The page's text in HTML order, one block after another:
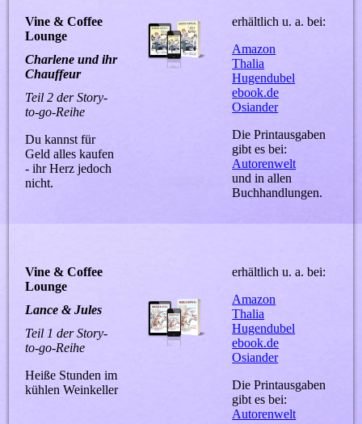
Vine & Coffee
Lounge
Charlene und ihr
Chauffeur
Teil 2 der Story-
to-go-Reihe
Du kannst für
Geld alles kaufen
- ihr Herz jedoch
nicht.
erhältlich u. a. bei:
Amazon
Thalia
Hugendubel
ebook.de
Osiander
Die Printausgaben
gibt es bei:
Autorenwelt
und in allen
Buchhandlungen.
Vine & Coffee
Lounge
Lance & Jules
Teil 1 der Story-
to-go-Reihe
Heiße Stunden im
kühlen Weinkeller
erhältlich u. a. bei:
Amazon
Thalia
Hugendubel
ebook.de
Osiander
Die Printausgaben
gibt es bei:
Autorenwelt